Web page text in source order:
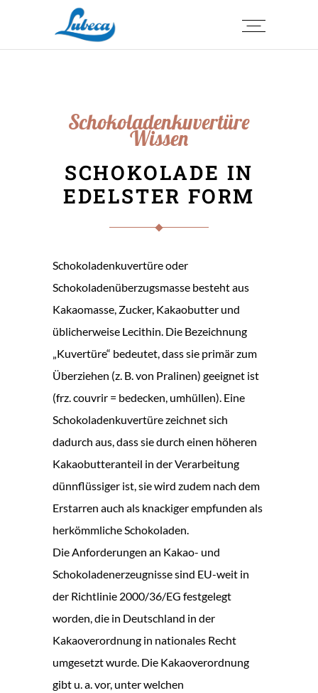
Schokoladenkuvertüre
Wissen
SCHOKOLADE IN
EDELSTER FORM
Schokoladenkuvertüre oder
Schokoladenüberzugsmasse besteht aus
Kakaomasse, Zucker, Kakaobutter und
üblicherweise Lecithin. Die Bezeichnung
„Kuvertüre“ bedeutet, dass sie primär zum
Überziehen (z. B. von Pralinen) geeignet ist
(frz. couvrir = bedecken, umhüllen). Eine
Schokoladenkuvertüre zeichnet sich
dadurch aus, dass sie durch einen höheren
Kakaobutteranteil in der Verarbeitung
dünnflüssiger ist, sie wird zudem nach dem
Erstarren auch als knackiger empfunden als
herkömmliche Schokoladen.
Die Anforderungen an Kakao- und
Schokoladenerzeugnisse sind EU-weit in
der Richtlinie 2000/36/EG festgelegt
worden, die in Deutschland in der
Kakaoverordnung in nationales Recht
umgesetzt wurde. Die Kakaoverordnung
gibt u. a. vor, unter welchen